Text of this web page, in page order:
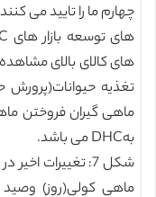
تغذیه
بهDHC می باشد.